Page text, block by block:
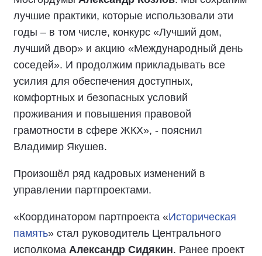
лучшие практики, которые использовали эти
годы – в том числе, конкурс «Лучший дом,
лучший двор» и акцию «Международный день
соседей». И продолжим прикладывать все
усилия для обеспечения доступных,
комфортных и безопасных условий
проживания и повышения правовой
грамотности в сфере ЖКХ», - пояснил
Владимир Якушев.
Произошёл ряд кадровых изменений в
управлении партпроектами.
«Координатором партпроекта «Историческая
память» стал руководитель Центрального
исполкома Александр Сидякин. Ранее проект